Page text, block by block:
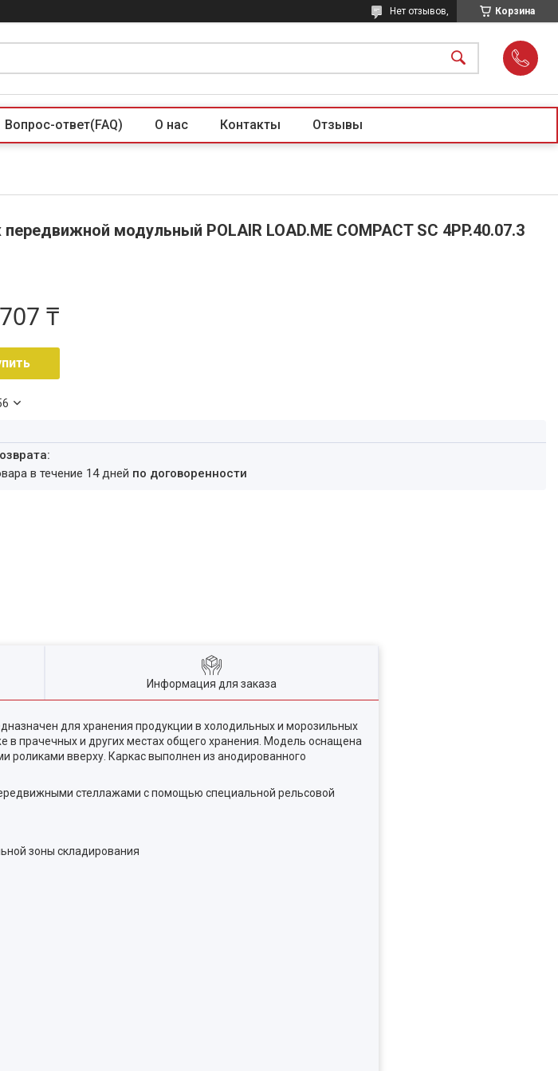
Корзина
Нет отзывов,
Вопрос-ответ(FAQ) О нас Контакты Отзывы
модульный POLAIR LOAD.ME COMPACT SC 4PP.40.07.3
₸
в течение 14 дней по договоренности
Информация для заказа
для хранения продукции в холодильных и морозильных
в прачечных и других местах общего хранения. Модель оснащена
вверху. Каркас выполнен из анодированного
стеллажами с помощью специальной рельсовой
зоны складирования